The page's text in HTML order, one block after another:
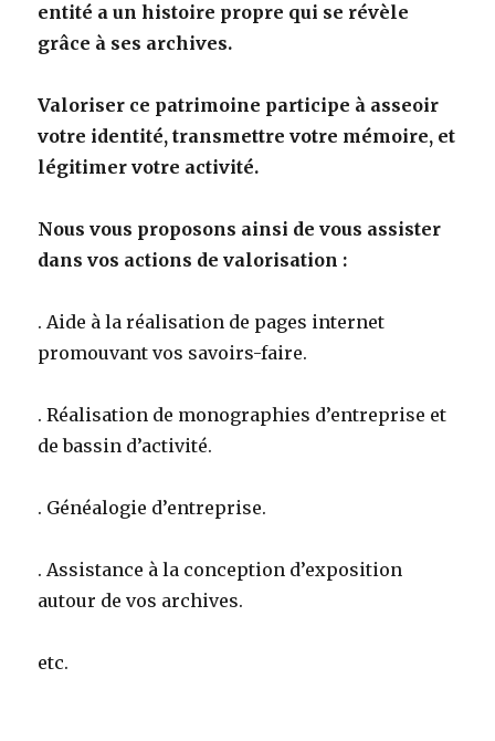
entité a un histoire propre qui se révèle
grâce à ses archives.
Valoriser ce patrimoine participe à asseoir
votre identité, transmettre votre mémoire, et
légitimer votre activité.
Nous vous proposons ainsi de vous assister
dans vos actions de valorisation :
. Aide à la réalisation de pages internet
promouvant vos savoirs-faire.
. Réalisation de monographies d’entreprise et
de bassin d’activité.
. Généalogie d’entreprise.
. Assistance à la conception d’exposition
autour de vos archives.
etc.